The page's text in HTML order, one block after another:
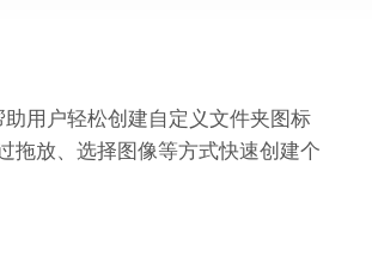
用户轻松创建自定义文件夹图标
拖放、选择图像等方式快速创建个